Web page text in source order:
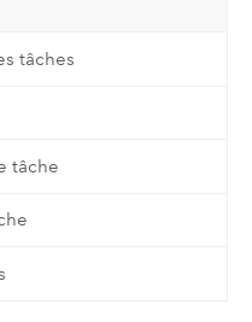
tâches
tâche